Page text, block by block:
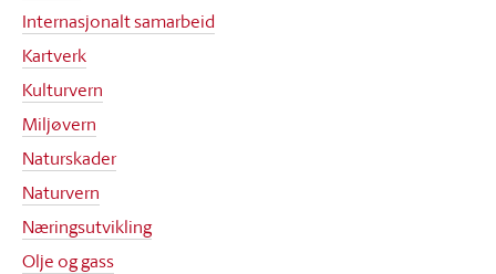
Internasjonalt samarbeid
Kartverk
Kulturvern
Miljøvern
Naturskader
Naturvern
Næringsutvikling
Olje og gass